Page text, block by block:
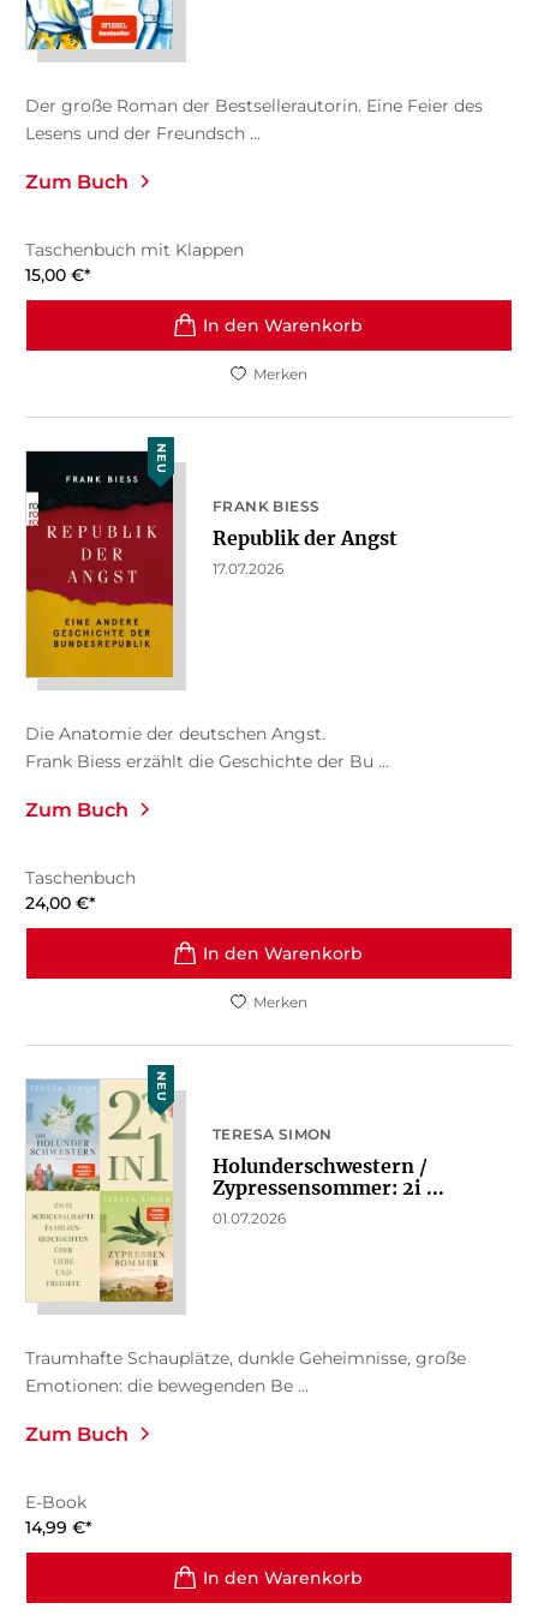
Der große Roman der Bestsellerautorin. Eine Feier des
Lesens und der Freundsch ...
Zum Buch
Taschenbuch mit Klappen
15,00 €*
In den Warenkorb
Merken
NEU
FRANK BIESS
Republik der Angst
17.07.2026
Die Anatomie der deutschen Angst.
Frank Biess erzählt die Geschichte der Bu ...
Zum Buch
Taschenbuch
24,00 €*
In den Warenkorb
Merken
NEU
TERESA SIMON
Holunderschwestern /
Zypressensommer: 2i ...
01.07.2026
Traumhafte Schauplätze, dunkle Geheimnisse, große
Emotionen: die bewegenden Be ...
Zum Buch
E-Book
14,99 €*
In den Warenkorb